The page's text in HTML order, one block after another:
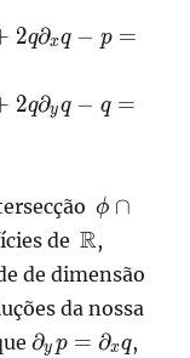
2q∂xq − p =
2q∂yq − q =
\phi
\phi_2
ϕ ∩
deR,
de dimensão
da nossa
\partial_yp
∂y p = ∂xq,